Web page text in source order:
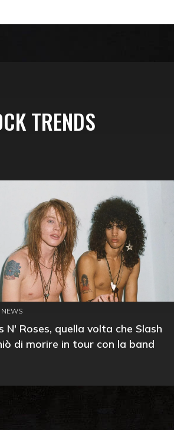
TRENDS
NEWS
N' Roses, quella volta che Slash
di morire in tour con la band